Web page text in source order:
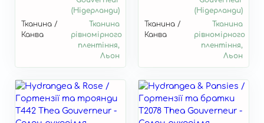
(Нідерланди)
Тканина /
Канва
Тканина
рівномірного
плентіння,
Льон
(Нідерланди)
Тканина /
Канва
Тканина
рівномірного
плентіння,
Льон